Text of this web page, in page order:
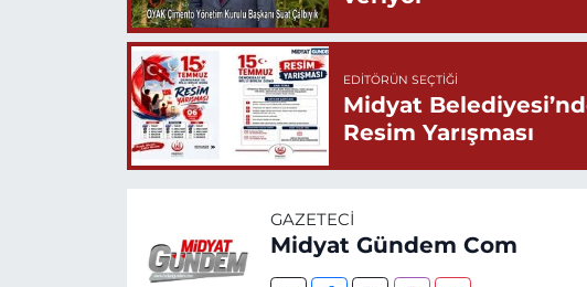
EDITÖRÜN SEÇTIĞI
Midyat
Resim Yarışması
GAZETECI
Midyat Gündem Com